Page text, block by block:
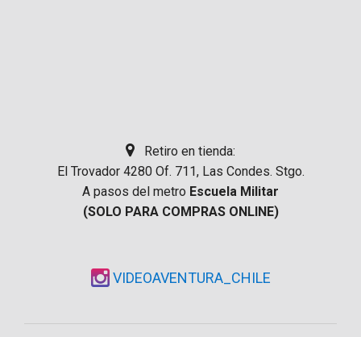
Retiro en tienda:
El Trovador 4280 Of. 711, Las Condes. Stgo.
A pasos del metro Escuela Militar
(SOLO PARA COMPRAS ONLINE)
VIDEOAVENTURA_CHILE